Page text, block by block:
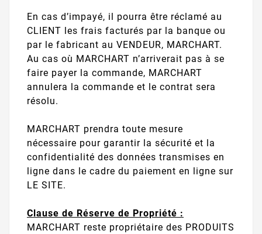
En cas d’impayé, il pourra être réclamé au
CLIENT les frais facturés par la banque ou
par le fabricant au VENDEUR, MARCHART.
Au cas où MARCHART n’arriverait pas à se
faire payer la commande, MARCHART
annulera la commande et le contrat sera
résolu.
MARCHART prendra toute mesure
nécessaire pour garantir la sécurité et la
confidentialité des données transmises en
ligne dans le cadre du paiement en ligne sur
LE SITE.
Clause de Réserve de Propriété :
MARCHART reste propriétaire des PRODUITS